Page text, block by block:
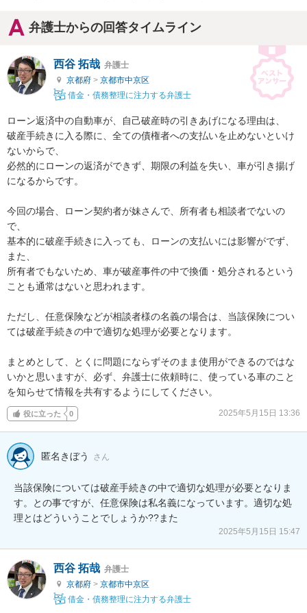
弁護士からの回答タイムライン
西谷 拓哉 弁護士
京都府 > 京都市中京区
借金・債務整理に注力する弁護士
ローン返済中の自動車が、自己破産時の引きあげになる理由は、
破産手続きに入る際に、全ての債権者への支払いを止めないといけ
ないからで、
必然的にローンの返済ができず、期限の利益を失い、車が引き揚げ
になるからです。
今回の場合、ローン契約者が妹さんで、所有者も相談者でないの
で、
基本的に破産手続きに入っても、ローンの支払いには影響がでず、
また、
所有者でもないため、車が破産事件の中で換価・処分されるという
ことも通常はないと思われます。
ただし、任意保険などが相談者様の名義の場合は、当該保険につい
ては破産手続きの中で適切な処理が必要となります。
まとめとして、とくに問題にならずそのまま使用ができるのではな
いかと思いますが、必ず、弁護士に依頼時に、使っている車のこと
を知らせて情報を共有するようにしてください。
役に立った 0 2025年5月15日 13:36
匿名きぼう さん
当該保険については破産手続きの中で適切な処理が必要となりま
す。との事ですが、任意保険は私名義になっています。適切な処
理とはどういうことでしょうか??また
2025年5月15日 15:47
西谷 拓哉 弁護士
京都府 > 京都市中京区
借金・債務整理に注力する弁護士